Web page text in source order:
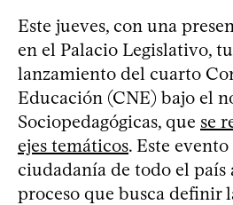
Este jueves, con una
en el Palacio Legislativo,
lanzamiento del cuarto
Educación (CNE) bajo el
Sociopedagógicas, que se
ejes temáticos. Este
ciudadanía de todo el
proceso que busca definir